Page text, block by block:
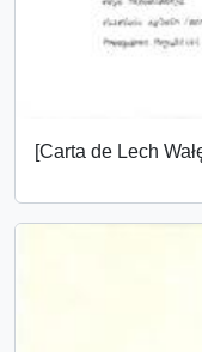
[Carta de Lech